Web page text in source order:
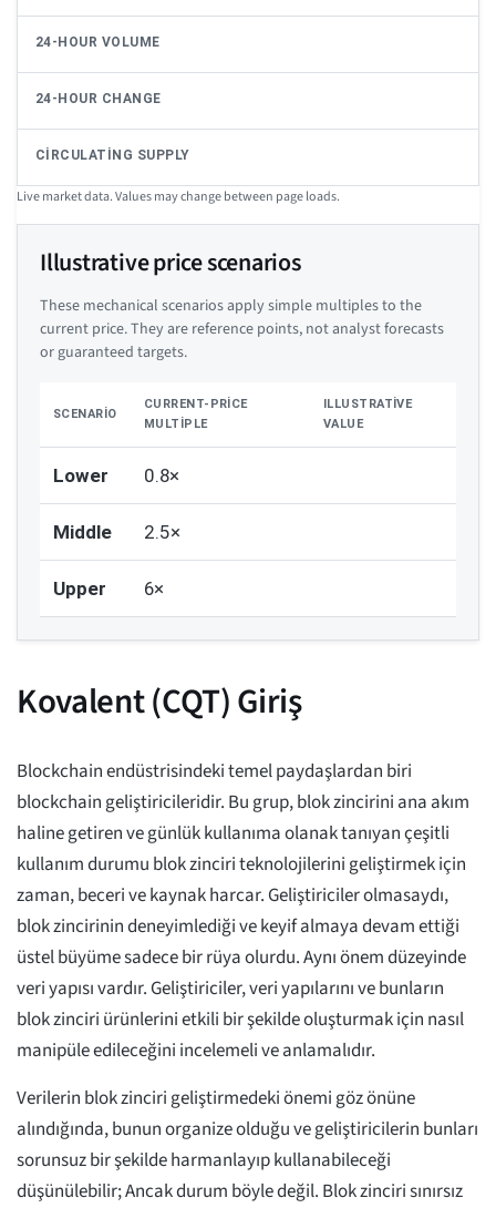
24-HOUR VOLUME
24-HOUR CHANGE
CIRCULATING SUPPLY
Live market data. Values may change between page loads.
Illustrative price scenarios
These mechanical scenarios apply simple multiples to the
current price. They are reference points, not analyst forecasts
or guaranteed targets.
SCENARIO
CURRENT-PRICE
MULTIPLE
ILLUSTRATIVE
VALUE
Lower 0.8×
Middle 2.5×
Upper 6×
Kovalent (CQT) Giriş
Blockchain endüstrisindeki temel paydaşlardan biri
blockchain geliştiricileridir. Bu grup, blok zincirini ana akım
haline getiren ve günlük kullanıma olanak tanıyan çeşitli
kullanım durumu blok zinciri teknolojilerini geliştirmek için
zaman, beceri ve kaynak harcar. Geliştiriciler olmasaydı,
blok zincirinin deneyimlediği ve keyif almaya devam ettiği
üstel büyüme sadece bir rüya olurdu. Aynı önem düzeyinde
veri yapısı vardır. Geliştiriciler, veri yapılarını ve bunların
blok zinciri ürünlerini etkili bir şekilde oluşturmak için nasıl
manipüle edileceğini incelemeli ve anlamalıdır.
Verilerin blok zinciri geliştirmedeki önemi göz önüne
alındığında, bunun organize olduğu ve geliştiricilerin bunları
sorunsuz bir şekilde harmanlayıp kullanabileceği
düşünülebilir; Ancak durum böyle değil. Blok zinciri sınırsız